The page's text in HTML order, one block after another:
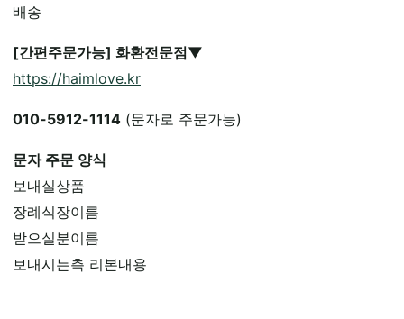
배송
[간편주문가능] 화환전문점▼
https://haimlove.kr
010-5912-1114 (문자로 주문가능)
문자 주문 양식
보내실상품
장례식장이름
받으실분이름
보내시는측 리본내용